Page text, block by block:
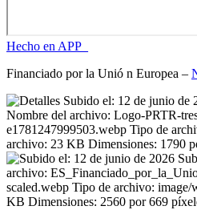
Hecho en APP_
Financiado por la Unió n Europea –